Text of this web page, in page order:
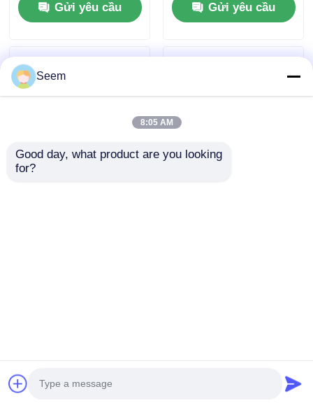
vi 20km cho các ứng
dụng công nghiệp
Gửi yêu cầu
20kg cho hoạt động
góc nhìn thứ nhất
Gửi yêu cầu
Smart Seem Technology Co.,Ltd. All Rights
Seem
8:05 AM
Good day, what product are you looking
for?